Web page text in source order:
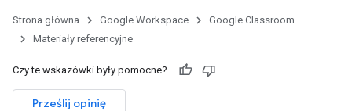
Strona główna Google Workspace
Google Classroom
Materiały referencyjne
Czy te wskazówki były pomocne?
Prześlij opinię